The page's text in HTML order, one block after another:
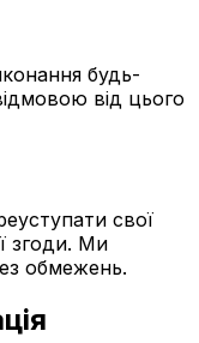
будь-
від цього
свої
згоди. Ми
обмежень.